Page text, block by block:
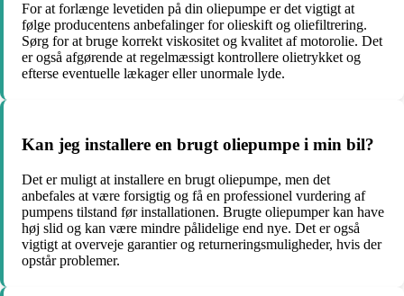
For at forlænge levetiden på din oliepumpe er det vigtigt at
følge producentens anbefalinger for olieskift og oliefiltrering.
Sørg for at bruge korrekt viskositet og kvalitet af motorolie. Det
er også afgørende at regelmæssigt kontrollere olietrykket og
efterse eventuelle lækager eller unormale lyde.
Kan jeg installere en brugt oliepumpe i min bil?
Det er muligt at installere en brugt oliepumpe, men det
anbefales at være forsigtig og få en professionel vurdering af
pumpens tilstand før installationen. Brugte oliepumper kan have
høj slid og kan være mindre pålidelige end nye. Det er også
vigtigt at overveje garantier og returneringsmuligheder, hvis der
opstår problemer.